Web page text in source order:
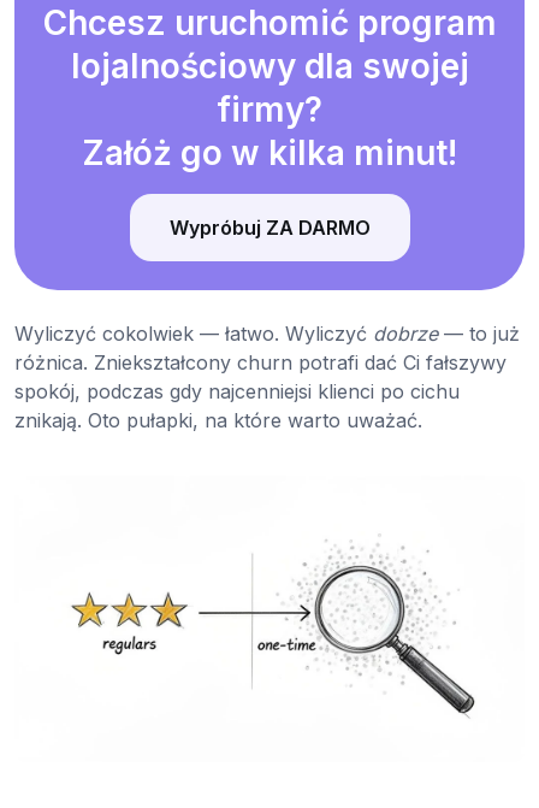
Chcesz uruchomić program
lojalnościowy dla swojej
firmy?
Załóż go w kilka minut!
Wypróbuj ZA DARMO
Wyliczyć cokolwiek — łatwo. Wyliczyć dobrze— to już
różnica. Zniekształcony churn potrafi dać Ci fałszywy
spokój, podczas gdy najcenniejsi klienci po cichu
znikają. Oto pułapki, na które warto uważać.